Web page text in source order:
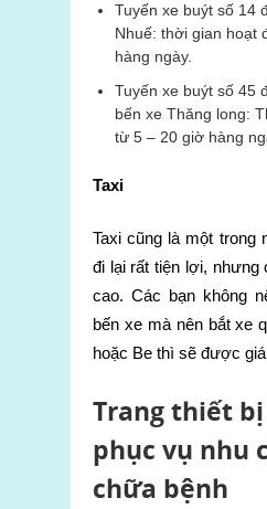
Tuyến xe buýt số 14
Nhuế: thời gian hoạt
hàng ngày.
Tuyến xe buýt số 45
bến xe Thăng long:
từ 5 – 20 giờ hàng
Taxi
Taxi cũng là một trong
đi lại rất tiện lợi, nhưng
cao. Các bạn không
bến xe mà nên bắt xe
hoặc Be thì sẽ được
Trang thiết
phục vụ nhu
chữa bệnh